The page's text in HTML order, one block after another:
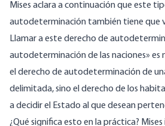
Mises aclara a continuación que este
autodeterminación también tiene que
Llamar a este derecho de
autodeterminación de las naciones» es
el derecho de autodeterminación de
delimitada, sino el derecho de los
a decidir el Estado al que desean
¿Qué significa esto en la práctica?